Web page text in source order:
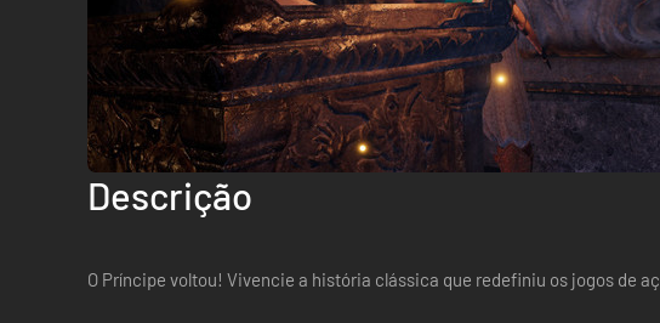
Descrição
O Príncipe voltou! Vivencie a história clássica que redefiniu os jogos de